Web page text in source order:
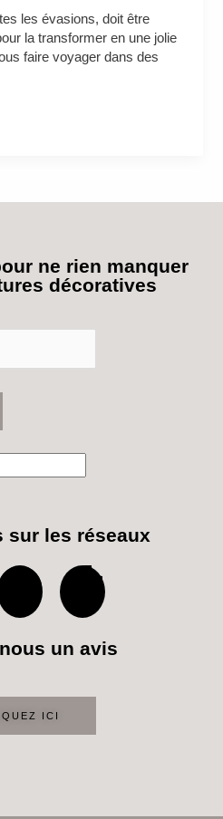
les évasions, doit être
la transformer en une jolie
faire voyager dans des
ne rien manquer
décoratives
sur les réseaux
i
T
i
t
un avis
ICI